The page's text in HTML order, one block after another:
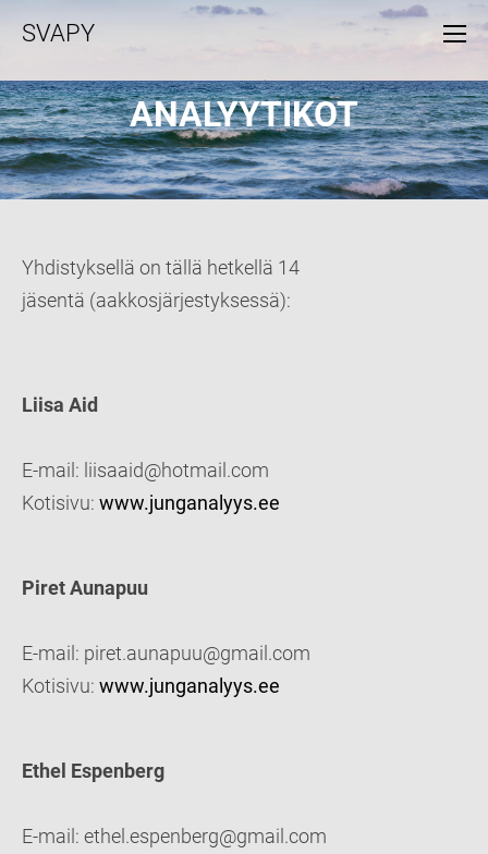
SVAPY
ANALYYTIKOT
Yhdistyksellä on tällä hetkellä 14
jäsentä (aakkosjärjestyksessä):
Liisa Aid
E-mail: liisaaid@hotmail.com
Kotisivu: www.junganalyys.ee
Piret Aunapuu
E-mail: piret.aunapuu@gmail.com
Kotisivu: www.junganalyys.ee
Ethel Espenberg
E-mail: ethel.espenberg@gmail.com